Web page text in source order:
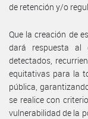
de retención y/o
Que la creación de
dará respuesta al
detectados,
equitativas para la
pública,
se realice con
vulnerabilidad de la